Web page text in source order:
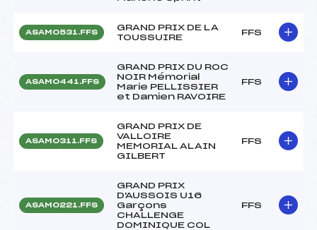
ASAM0531.FFS
GRAND PRIX DE LA
TOUSSUIRE
FFS
ASAM0441.FFS
GRAND PRIX DU ROC
NOIR Mémorial
Marie PELLISSIER
et Damien RAVOIRE
FFS
ASAM0311.FFS
GRAND PRIX DE
VALLOIRE
MEMORIAL ALAIN
GILBERT
FFS
ASAM0221.FFS
GRAND PRIX
D'AUSSOIS U16
Garçons
CHALLENGE
DOMINIQUE COL
FFS